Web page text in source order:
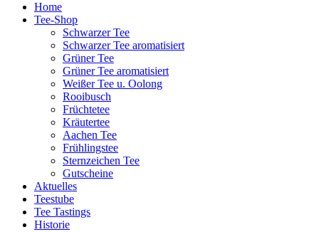
Home
Tee-Shop
Schwarzer Tee
Schwarzer Tee aromatisiert
Grüner Tee
Grüner Tee aromatisiert
Weißer Tee u. Oolong
Rooibusch
Früchtetee
Kräutertee
Aachen Tee
Frühlingstee
Sternzeichen Tee
Gutscheine
Aktuelles
Teestube
Tee Tastings
Historie